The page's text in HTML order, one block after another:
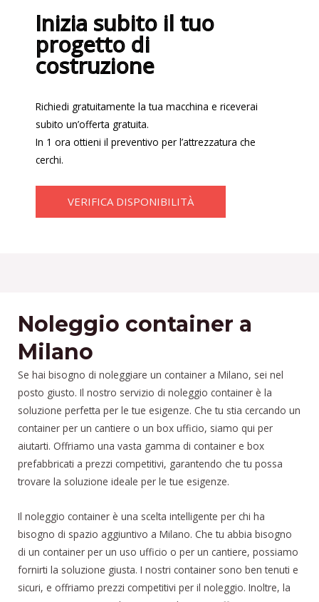
Inizia subito il tuo
progetto di
costruzione
Richiedi gratuitamente la tua macchina e riceverai
subito un’offerta gratuita.
In 1 ora ottieni il preventivo per l’attrezzatura che
cerchi.
VERIFICA DISPONIBILITÀ
Noleggio container a
Milano
Se hai bisogno di noleggiare un container a Milano, sei nel
posto giusto. Il nostro servizio di noleggio container è la
soluzione perfetta per le tue esigenze. Che tu stia cercando un
container per un cantiere o un box ufficio, siamo qui per
aiutarti. Offriamo una vasta gamma di container e box
prefabbricati a prezzi competitivi, garantendo che tu possa
trovare la soluzione ideale per le tue esigenze.
Il noleggio container è una scelta intelligente per chi ha
bisogno di spazio aggiuntivo a Milano. Che tu abbia bisogno
di un container per un uso ufficio o per un cantiere, possiamo
fornirti la soluzione giusta. I nostri container sono ben tenuti e
sicuri, e offriamo prezzi competitivi per il noleggio. Inoltre, la